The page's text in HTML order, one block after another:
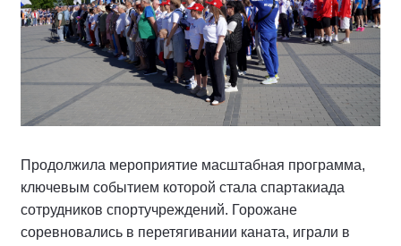
Продолжила мероприятие масштабная программа,
ключевым событием которой стала спартакиада
сотрудников спортучреждений. Горожане
соревновались в перетягивании каната, играли в